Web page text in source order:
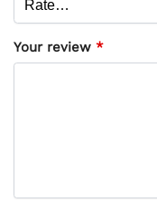
Your review *